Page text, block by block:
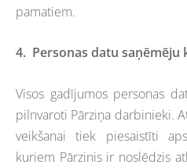
pamatiem.
4. Personas datu saņēmēju
Visos gadījumos personas
pilnvaroti Pārziņa darbinieki.
veikšanai tiek piesaistīti
kuriem Pārzinis ir noslēdzis